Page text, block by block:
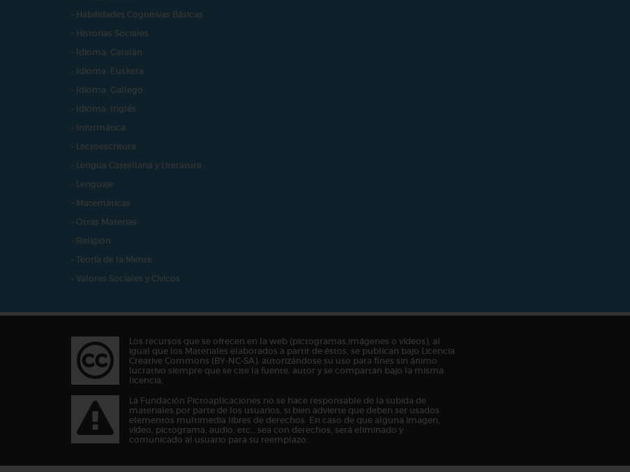
- Habilidades Cognitivas Básicas
- Historias Sociales
- Idioma: Catalán
- Idioma: Euskera
- Idioma: Gallego
- Idioma: Inglés
- Informática
- Lectoescritura
- Lengua Castellana y Literatura
- Lenguaje
- Matemáticas
- Otras Materias
- Religión
- Teoría de la Mente
- Valores Sociales y Cívicos
Los recursos que se ofrecen en la web (pictogramas,imágenes o vídeos), al
igual que los Materiales elaborados a partir de éstos, se publican bajo Licencia
Creative Commons (BY-NC-SA), autorizándose su uso para fines sin ánimo
lucrativo siempre que se cite la fuente, autor y se compartan bajo la misma
licencia.
La Fundación Pictoaplicaciones no se hace responsable de la subida de
materiales por parte de los usuarios, si bien advierte que deben ser usados
elementos multimedia libres de derechos. En caso de que alguna imagen,
vídeo, pictograma, audio, etc… sea con derechos, será eliminado y
comunicado al usuario para su reemplazo.